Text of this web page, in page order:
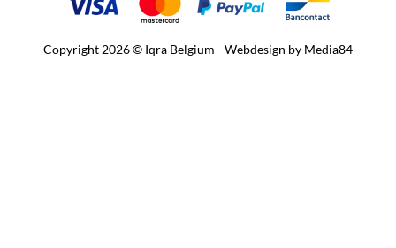
Copyright 2026 © Iqra Belgium - Webdesign by Media84